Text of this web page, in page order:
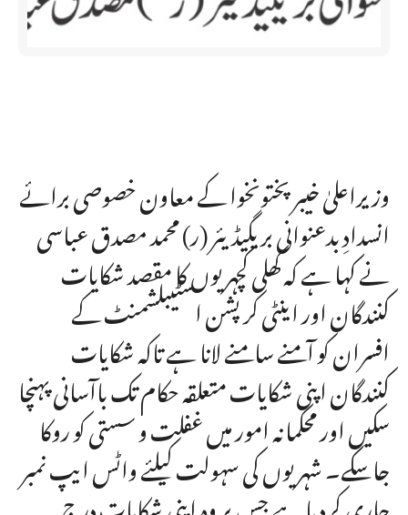
وزیراعلیٰ خیبرپختونخوا کے معاون خصوصی برائے
انسدادِ بدعنوانی بریگیڈیئر (ر) محمد مصدق عباسی
نے کہا ہے کہ کھلی کچہریوں کا مقصد شکایات
کنندگان اور اینٹی کرپشن اسٹیبلشمنٹ کے
افسران کو آمنے سامنے لانا ہے تاکہ شکایات
کنندگان اپنی شکایات متعلقہ حکام تک باآسانی پہنچا
سکیں اور محکمانہ امور میں غفلت و سستی کو روکا
جاسکے۔ شہریوں کی سہولت کیلئے واٹس ایپ نمبر